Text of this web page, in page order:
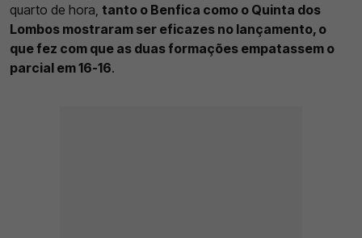
quarto de hora, tanto o Benfica como o Quinta dos
Lombos mostraram ser eficazes no lançamento, o
que fez com que as duas formações empatassem o
parcial em 16-16.